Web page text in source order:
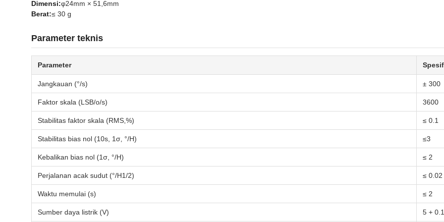
Dimensi:φ24mm × 51,6mm
Berat:≤ 30 g
Parameter teknis
Parameter
Jangkauan (°/s) ± 300
Faktor skala (LSB/o/s) 3600
Stabilitas faktor skala (RMS,%) ≤ 0.1
Stabilitas bias nol (10s, 1σ, °/H) ≤3
Kebalikan bias nol (1σ, °/H) ≤ 2
Perjalanan acak sudut (°/H1/2) ≤ 0.02
Waktu memulai (s) ≤ 2
Sumber daya listrik (V) 5 +